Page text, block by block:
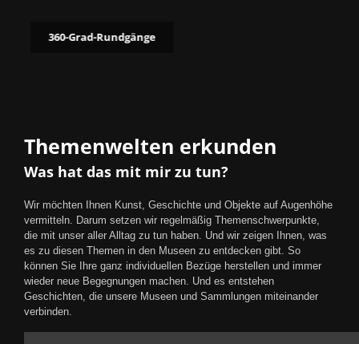
360-Grad-Rundgänge
Themenwelten erkunden
Was hat das mit mir zu tun?
Wir möchten Ihnen Kunst, Geschichte und Objekte auf Augenhöhe
vermitteln. Darum setzen wir regelmäßig Themenschwerpunkte,
die mit unser aller Alltag zu tun haben. Und wir zeigen Ihnen, was
es zu diesen Themen in den Museen zu entdecken gibt. So
können Sie Ihre ganz individuellen Bezüge herstellen und immer
wieder neue Begegnungen machen. Und es entstehen
Geschichten, die unsere Museen und Sammlungen miteinander
verbinden.